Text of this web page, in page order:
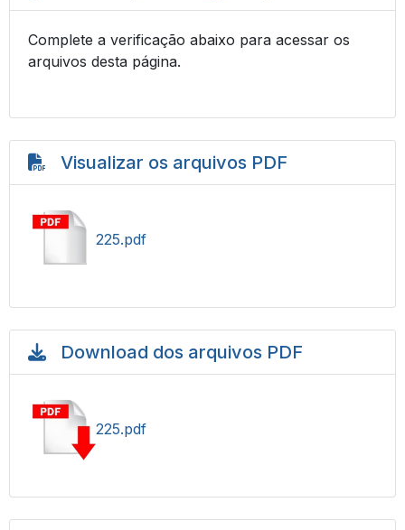
Complete a verificação abaixo para acessar os
arquivos desta página.
Visualizar os arquivos PDF
225.pdf
Download dos arquivos PDF
225.pdf